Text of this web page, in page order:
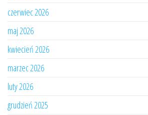
czerwiec 2026
maj 2026
kwiecień 2026
marzec 2026
luty 2026
grudzień 2025